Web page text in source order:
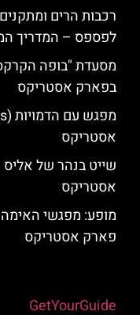
רכבות הרים
לפספס – המדריך
בפארק אסטריקס
אסטריקס
אסטריקס
פארק אסטריקס
GetYourGuide